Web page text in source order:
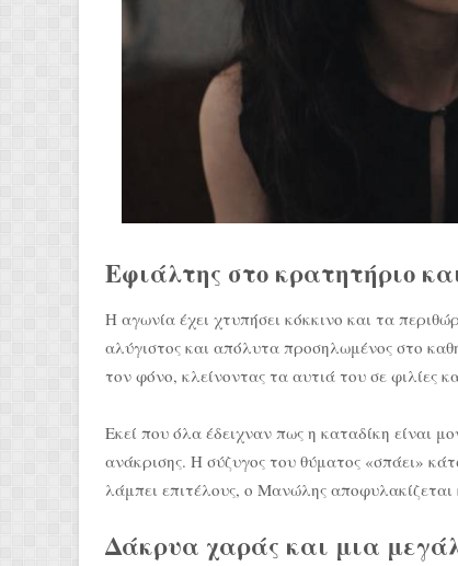
Εφιάλτης στο κρατητήριο
Η αγωνία έχει χτυπήσει κόκκινο και τα
αλύγιστος και απόλυτα προσηλωμένος στο
τον φόνο, κλείνοντας τα αυτιά του σε φιλίες
Εκεί που όλα έδειχναν πως η καταδίκη είναι
ανάκρισης. Η σύζυγος του θύματος «σπάει»
λάμπει επιτέλους, ο Μανώλης
Δάκρυα χαράς και μια